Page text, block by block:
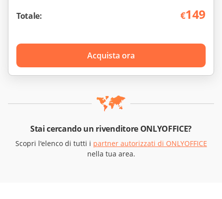
Totale: €149
Acquista ora
Stai cercando un rivenditore ONLYOFFICE?
Scopri l'elenco di tutti i partner autorizzati di ONLYOFFICE
nella tua area.